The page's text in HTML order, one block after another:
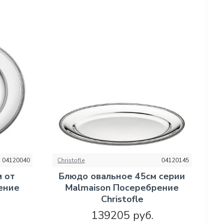
04120040
от
Christofle 04120145
Блюдо овальное 45см серии
Malmaison Посеребрение
Christofle
139205 руб.